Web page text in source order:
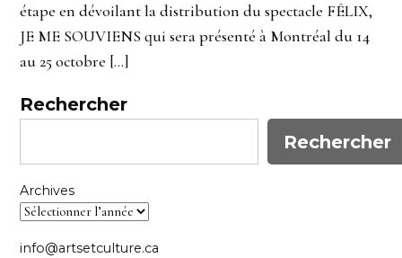
étape en dévoilant la distribution du spectacle FÉLIX,
JE ME SOUVIENS qui sera présenté à Montréal du 14
au 25 octobre […]
Rechercher
Rechercher
Archives
info@artsetculture.ca